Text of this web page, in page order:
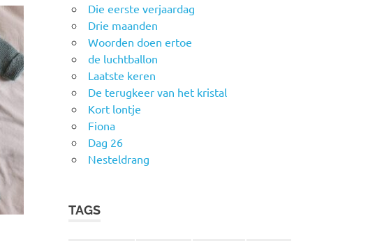
Die eerste verjaardag
Drie maanden
Woorden doen ertoe
de luchtballon
Laatste keren
De terugkeer van het kristal
Kort lontje
Fiona
Dag 26
Nesteldrang
TAGS